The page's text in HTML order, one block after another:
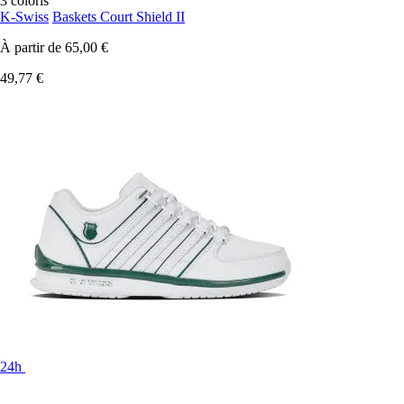
K-Swiss Baskets Court Shield II
À partir de 65,00 €
49,77 €
24h